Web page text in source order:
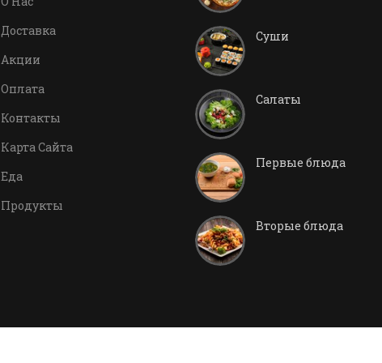
Доставка
Акции
Оплата
Контакты
Карта Сайта
Еда
Продукты
Суши
Салаты
Первые блюда
Вторые блюда